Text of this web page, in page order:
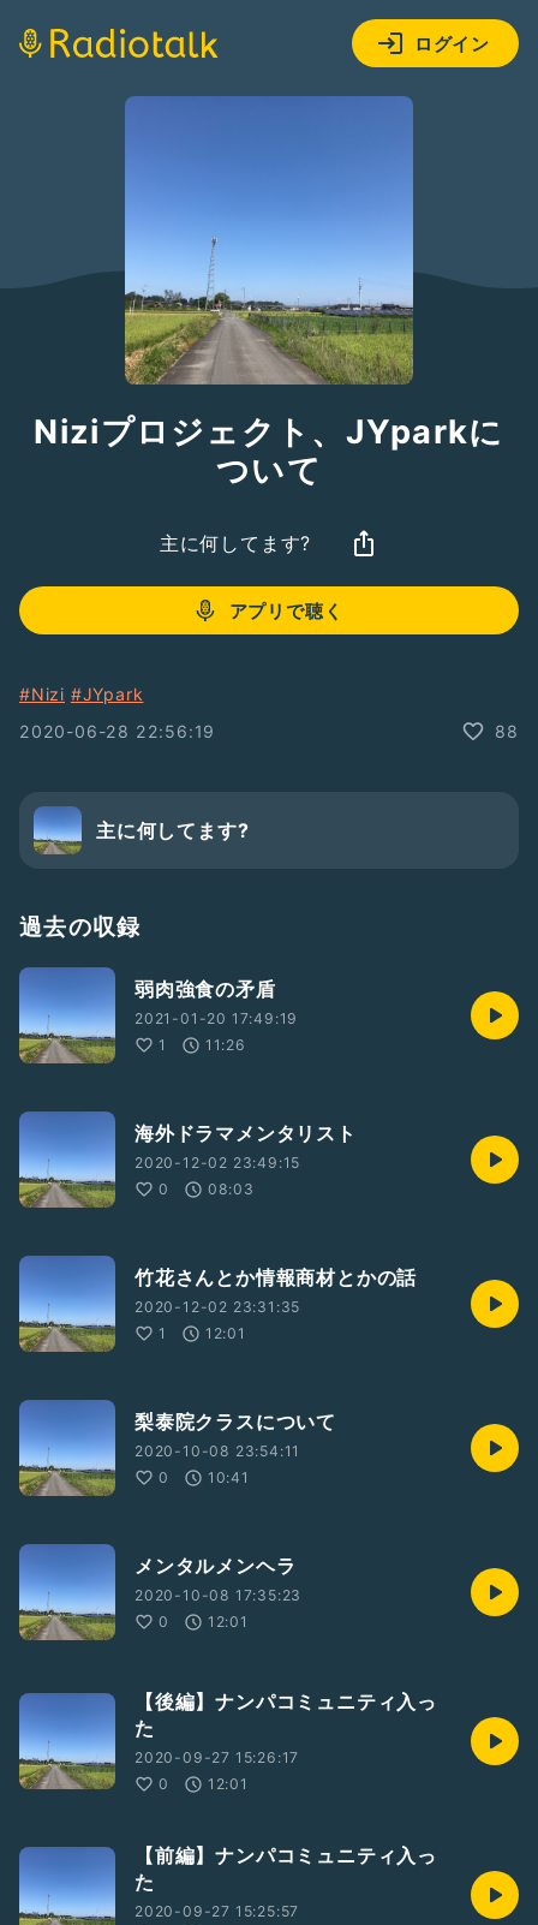
ログイン
Niziプロジェクト、JYparkに
ついて
主に何してます?
アプリで聴く
#Nizi #JYpark
2020-06-28 22:56:19
88
主に何してます?
過去の収録
弱肉強食の矛盾
2021-01-20 17:49:19
1
11:26
海外ドラマメンタリスト
2020-12-02 23:49:15
0
08:03
竹花さんとか情報商材とかの話
2020-12-02 23:31:35
1
12:01
梨泰院クラスについて
2020-10-08 23:54:11
0
10:41
メンタルメンヘラ
2020-10-08 17:35:23
0
12:01
【後編】ナンパコミュニティ入っ
た
2020-09-27 15:26:17
0
12:01
【前編】ナンパコミュニティ入っ
た
2020-09-27 15:25:57